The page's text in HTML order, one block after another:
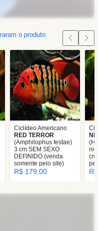
o produto
Ciclídeo Americano
RED TERROR
(Amphilophus festae)
3 cm SEM SEXO
DEFINIDO (venda
somente pelo site)
R$ 179,00
cm